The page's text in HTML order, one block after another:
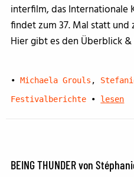
interfilm, das Internationale
findet zum 37. Mal statt
Hier gibt es den Überblick
• Michaela Grouls ,
Festivalberichte
• lesen
BEING THUNDER von